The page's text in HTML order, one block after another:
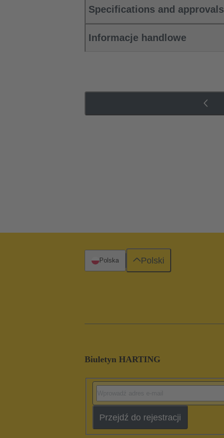
Specifications and approvals
Informacje handlowe
Biuletyn HARTING
Przejdź do rejestracji
Polska Polski